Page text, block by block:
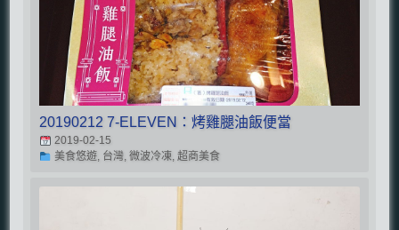
20190212 7-ELEVEN：烤雞腿油飯便當
2019-02-15
美食悠遊, 台灣, 微波冷凍, 超商美食